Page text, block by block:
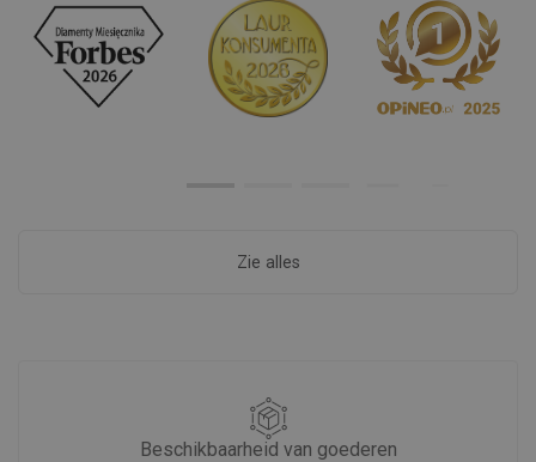
Zie alles
Beschikbaarheid van goederen